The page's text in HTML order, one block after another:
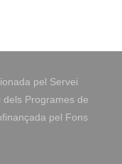
pel Servei
dels Programes de
pel Fons